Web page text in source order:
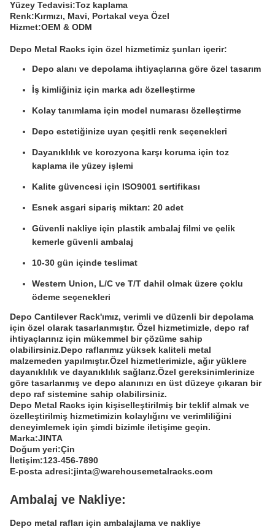
Yüzey Tedavisi:Toz kaplama
Renk:Kırmızı, Mavi, Portakal veya Özel
Hizmet:OEM & ODM
Depo Metal Racks için özel hizmetimiz şunları içerir:
Depo alanı ve depolama ihtiyaçlarına göre özel tasarım
İş kimliğiniz için marka adı özelleştirme
Kolay tanımlama için model numarası özelleştirme
Depo estetiğinize uyan çeşitli renk seçenekleri
Dayanıklılık ve korozyona karşı koruma için toz
kaplama ile yüzey işlemi
Kalite güvencesi için ISO9001 sertifikası
Esnek asgari sipariş miktarı: 20 adet
Güvenli nakliye için plastik ambalaj filmi ve çelik
kemerle güvenli ambalaj
10-30 gün içinde teslimat
Western Union, L/C ve T/T dahil olmak üzere çoklu
ödeme seçenekleri
Depo Cantilever Rack'ımız, verimli ve düzenli bir depolama
için özel olarak tasarlanmıştır. Özel hizmetimizle, depo raf
ihtiyaçlarınız için mükemmel bir çözüme sahip
olabilirsiniz.Depo raflarımız yüksek kaliteli metal
malzemeden yapılmıştır.Özel hizmetlerimizle, ağır yüklere
dayanıklılık ve dayanıklılık sağlarız.Özel gereksinimlerinize
göre tasarlanmış ve depo alanınızı en üst düzeye çıkaran bir
depo raf sistemine sahip olabilirsiniz.
Depo Metal Racks için kişiselleştirilmiş bir teklif almak ve
özelleştirilmiş hizmetimizin kolaylığını ve verimliliğini
deneyimlemek için şimdi bizimle iletişime geçin.
Marka:JINTA
Doğum yeri:Çin
İletişim:123-456-7890
E-posta adresi:jinta@warehousemetalracks.com
Ambalaj ve Nakliye:
Depo metal rafları için ambalajlama ve nakliye